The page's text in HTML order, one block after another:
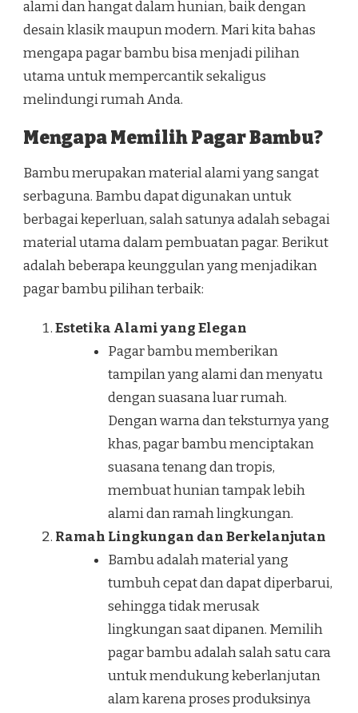
alami dan hangat dalam hunian, baik dengan
desain klasik maupun modern. Mari kita bahas
mengapa pagar bambu bisa menjadi pilihan
utama untuk mempercantik sekaligus
melindungi rumah Anda.
Mengapa Memilih Pagar Bambu?
Bambu merupakan material alami yang sangat
serbaguna. Bambu dapat digunakan untuk
berbagai keperluan, salah satunya adalah sebagai
material utama dalam pembuatan pagar. Berikut
adalah beberapa keunggulan yang menjadikan
pagar bambu pilihan terbaik:
Estetika Alami yang Elegan
Pagar bambu memberikan
tampilan yang alami dan menyatu
dengan suasana luar rumah.
Dengan warna dan teksturnya yang
khas, pagar bambu menciptakan
suasana tenang dan tropis,
membuat hunian tampak lebih
alami dan ramah lingkungan.
Ramah Lingkungan dan Berkelanjutan
Bambu adalah material yang
tumbuh cepat dan dapat diperbarui,
sehingga tidak merusak
lingkungan saat dipanen. Memilih
pagar bambu adalah salah satu cara
untuk mendukung keberlanjutan
alam karena proses produksinya